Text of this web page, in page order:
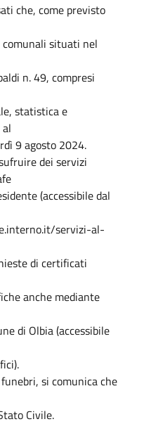
che, come previsto
situati nel
n. 49, compresi
statistica e
9 agosto 2024.
dei servizi
(accessibile dal
servizi-al-
di certificati
anche mediante
di Olbia (accessibile
si comunica che
Civile.